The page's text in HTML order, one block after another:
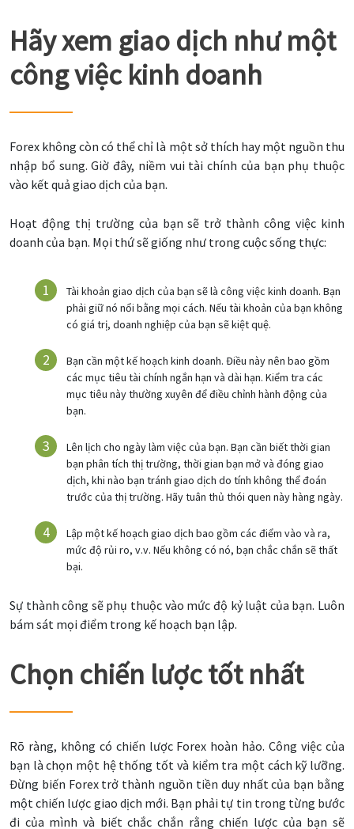
Hãy xem giao dịch như một
công việc kinh doanh
Forex không còn có thể chỉ là một sở thích hay một nguồn thu
nhập bổ sung. Giờ đây, niềm vui tài chính của bạn phụ thuộc
vào kết quả giao dịch của bạn.
Hoạt động thị trường của bạn sẽ trở thành công việc kinh
doanh của bạn. Mọi thứ sẽ giống như trong cuộc sống thực:
Tài khoản giao dịch của bạn sẽ là công việc kinh doanh. Bạn
phải giữ nó nổi bằng mọi cách. Nếu tài khoản của bạn không
có giá trị, doanh nghiệp của bạn sẽ kiệt quệ.
Bạn cần một kế hoạch kinh doanh. Điều này nên bao gồm
các mục tiêu tài chính ngắn hạn và dài hạn. Kiểm tra các
mục tiêu này thường xuyên để điều chỉnh hành động của
bạn.
Lên lịch cho ngày làm việc của bạn. Bạn cần biết thời gian
bạn phân tích thị trường, thời gian bạn mở và đóng giao
dịch, khi nào bạn tránh giao dịch do tính không thể đoán
trước của thị trường. Hãy tuân thủ thói quen này hàng ngày.
Lập một kế hoạch giao dịch bao gồm các điểm vào và ra,
mức độ rủi ro, v.v. Nếu không có nó, bạn chắc chắn sẽ thất
bại.
Sự thành công sẽ phụ thuộc vào mức độ kỷ luật của bạn. Luôn
bám sát mọi điểm trong kế hoạch bạn lập.
Chọn chiến lược tốt nhất
Rõ ràng, không có chiến lược Forex hoàn hảo. Công việc của
bạn là chọn một hệ thống tốt và kiểm tra một cách kỹ lưỡng.
Đừng biến Forex trở thành nguồn tiền duy nhất của bạn bằng
một chiến lược giao dịch mới. Bạn phải tự tin trong từng bước
đi của mình và biết chắc chắn rằng chiến lược của bạn sẽ